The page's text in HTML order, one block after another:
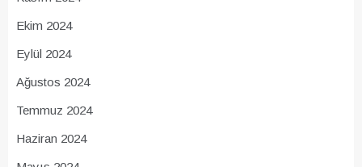
Ekim 2024
Eylül 2024
Ağustos 2024
Temmuz 2024
Haziran 2024